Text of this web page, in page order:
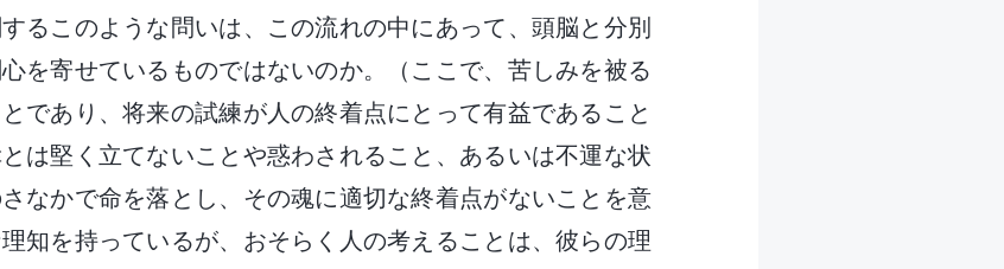
るこのような問いは、この流れの中にあって、頭脳と分別
を寄せているものではないのか。（ここで、苦しみを被る
であり、将来の試練が人の終着点にとって有益であること
は堅く立てないことや惑わされること、あるいは不運な状
なかで命を落とし、その魂に適切な終着点がないことを意
知を持っているが、おそらく人の考えることは、彼らの理